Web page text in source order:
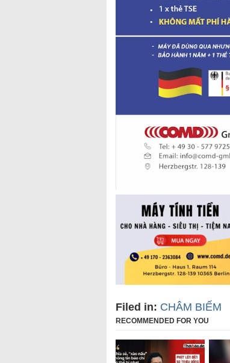
Filed in: CHÂM BIẾM
RECOMMENDED FOR YOU